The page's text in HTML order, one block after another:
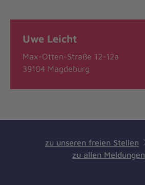
Uwe Leicht
Max-Otten-Straße 12-12a
39104 Magdeburg
zu unseren freien Stellen
zu allen Meldungen